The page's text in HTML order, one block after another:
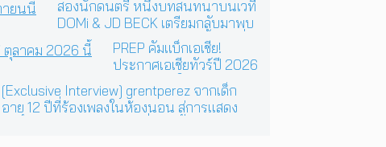
สองนักดนตรี หนึ่งบทสนทนาบนเวที
DOMi & JD BECK เตรียมกลับมาพบ
แฟนเพลงในกรุงเทพฯ อีกครั้ง วันที่
24 พฤศจิกายนนี้PREP คัมแบ็กเอเชีย!
ประกาศเอเชียทัวร์ปี 2026
ต้อนรับ EP ใหม่ ‘One Day
In The Sun’ พร้อมโชว์สุด
พิเศษในกรุงเทพ 17
[Exclusive Interview] grentperez จากเด็ก
อายุ 12 ปีที่ร้องเพลงในห้องนอน สู่การแสดง